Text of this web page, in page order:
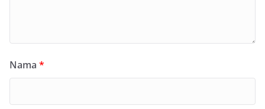
Nama *